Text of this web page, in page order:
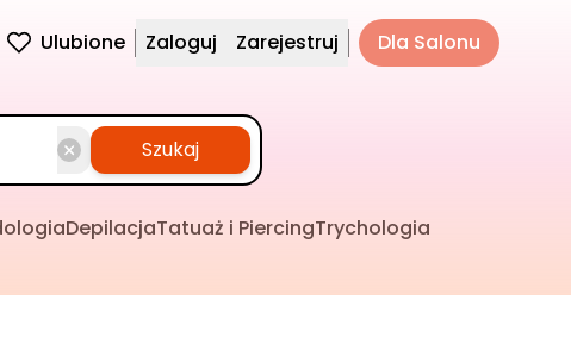
Ulubione Zaloguj Zarejestruj Dla Salonu
Szukaj
DepilacjaTatuaż i PiercingTrychologia